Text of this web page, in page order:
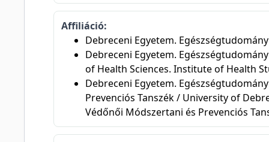
Affiliáció:
Debreceni Egyetem.
Debreceni Egyetem.
of Health Sciences. Institute of Health
Debreceni Egyetem.
Prevenciós Tanszék / University of
Védőnői Módszertani és Prevenciós